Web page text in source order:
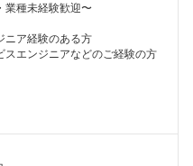
業種未経験歓迎〜
ニア経験のある方
スエンジニアなどのご経験の方